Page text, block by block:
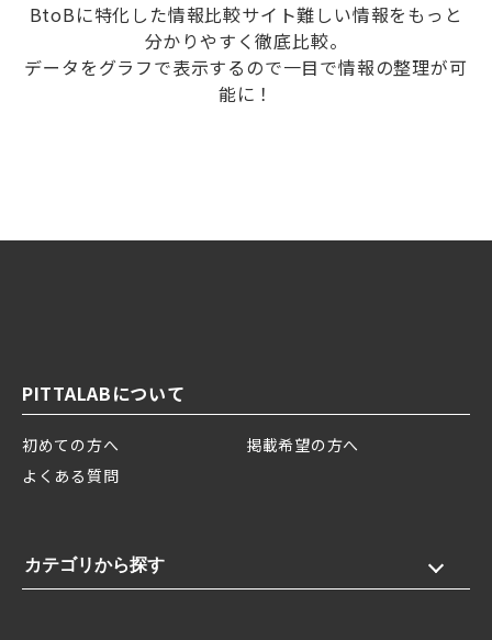
BtoBに特化した情報比較サイト難しい情報をもっと
分かりやすく徹底比較。
データをグラフで表示するので一目で情報の整理が可
能に！
PITTALABについて
初めての方へ
掲載希望の方へ
よくある質問
カテゴリから探す